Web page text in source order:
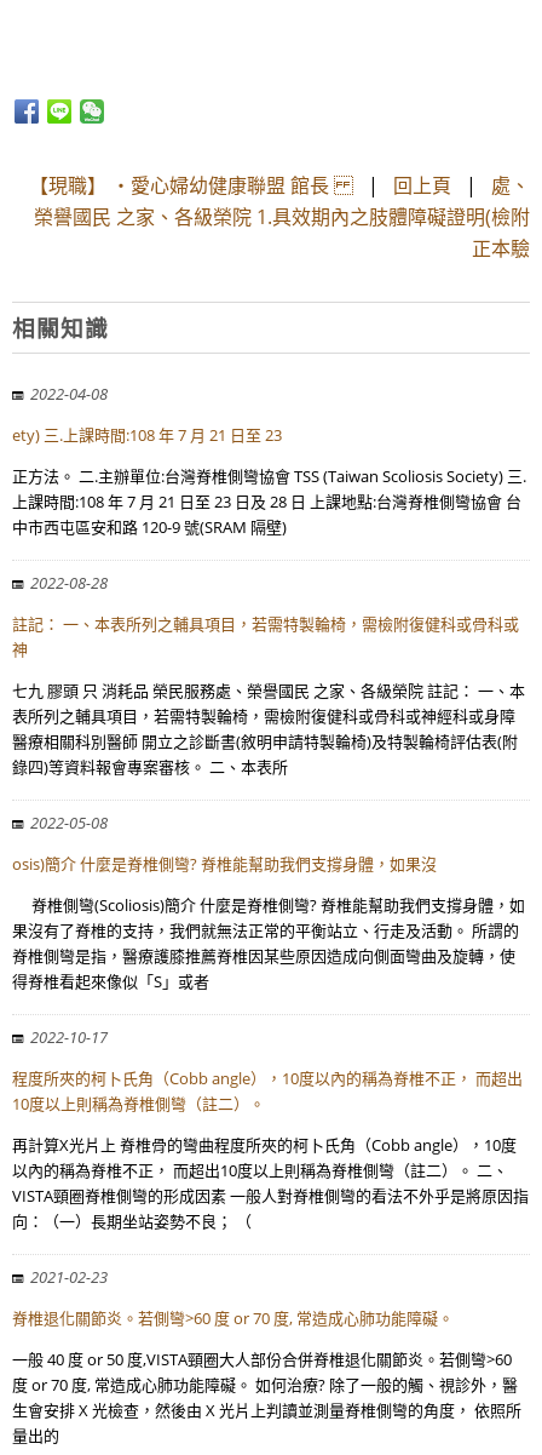
【現職】 ・愛心婦幼健康聯盟 館長 | 回上頁 | 處、
榮譽國民 之家、各級榮院 1.具效期內之肢體障礙證明(檢附
正本驗
相關知識
2022-04-08
ety) 三.上課時間:108 年 7 月 21 日至 23
正方法。 二.主辦單位:台灣脊椎側彎協會 TSS (Taiwan Scoliosis Society) 三.
上課時間:108 年 7 月 21 日至 23 日及 28 日 上課地點:台灣脊椎側彎協會 台
中市西屯區安和路 120-9 號(SRAM 隔壁)
2022-08-28
註記： 一、本表所列之輔具項目，若需特製輪椅，需檢附復健科或骨科或
神
七九 膠頭 只 消耗品 榮民服務處、榮譽國民 之家、各級榮院 註記： 一、本
表所列之輔具項目，若需特製輪椅，需檢附復健科或骨科或神經科或身障
醫療相關科別醫師 開立之診斷書(敘明申請特製輪椅)及特製輪椅評估表(附
錄四)等資料報會專案審核。 二、本表所
2022-05-08
osis)簡介 什麼是脊椎側彎? 脊椎能幫助我們支撐身體，如果沒
脊椎側彎(Scoliosis)簡介 什麼是脊椎側彎? 脊椎能幫助我們支撐身體，如
果沒有了脊椎的支持，我們就無法正常的平衡站立、行走及活動。 所謂的
脊椎側彎是指，醫療護膝推薦脊椎因某些原因造成向側面彎曲及旋轉，使
得脊椎看起來像似「S」或者
2022-10-17
程度所夾的柯卜氏角（Cobb angle），10度以內的稱為脊椎不正， 而超出
10度以上則稱為脊椎側彎（註二）。
再計算X光片上 脊椎骨的彎曲程度所夾的柯卜氏角（Cobb angle），10度
以內的稱為脊椎不正， 而超出10度以上則稱為脊椎側彎（註二）。 二、
VISTA頸圈脊椎側彎的形成因素 一般人對脊椎側彎的看法不外乎是將原因指
向：（一）長期坐站姿勢不良； （
2021-02-23
脊椎退化關節炎。若側彎>60 度 or 70 度, 常造成心肺功能障礙。
一般 40 度 or 50 度,VISTA頸圈大人部份合併脊椎退化關節炎。若側彎>60
度 or 70 度, 常造成心肺功能障礙。 如何治療? 除了一般的觸、視診外，醫
生會安排 X 光檢查，然後由 X 光片上判讀並測量脊椎側彎的角度， 依照所
量出的